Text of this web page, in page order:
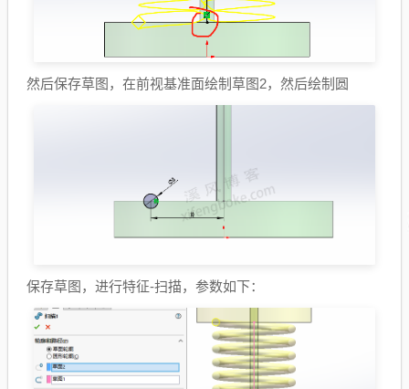
然后保存草图，在前视基准面绘制草图2，然后绘制圆
保存草图，进行特征-扫描，参数如下：